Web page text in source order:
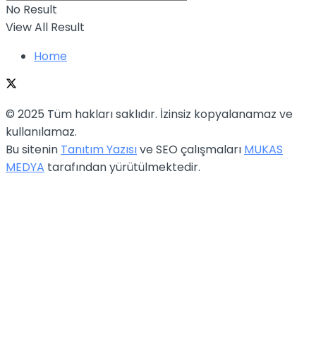
No Result
View All Result
Home
© 2025 Tüm hakları saklıdır. İzinsiz kopyalanamaz ve
kullanılamaz.
Bu sitenin Tanıtım Yazısıve SEO çalışmaları MUKAS
MEDYA tarafından yürütülmektedir.